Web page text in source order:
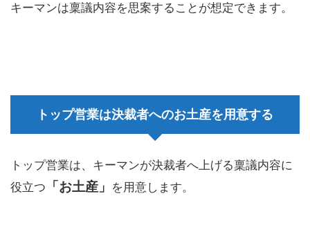
キーマンは稟議内容を思案することが想定できます。
トップ営業は決裁者へのお土産を用意する
トップ営業は、キーマンが決裁者へ上げる稟議内容に
役立つ 「お土産」 を用意します。